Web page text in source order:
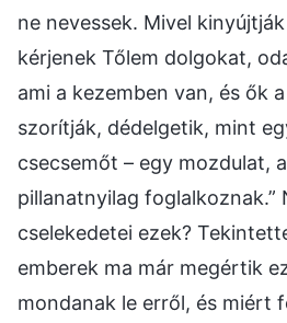
ne nevessek. Mivel
kérjenek Tőlem dolgokat,
ami a kezemben van, és ők
szorítják, dédelgetik, mint
csecsemőt – egy mozdulat,
pillanatnyilag foglalkoznak.”
cselekedetei ezek?
emberek ma már megértik
mondanak le erről, és miért